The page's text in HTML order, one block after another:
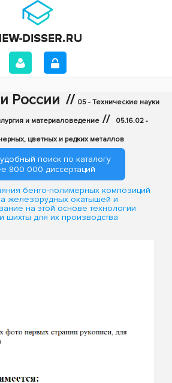
России // 05 - Технические науки
и материаловедение // 05.16.02 -
цветных и редких металлов
поиск по каталогу
800 000 диссертаций
бенто-полимерных композиций
железорудных окатышей и
на этой основе технологии
шихты для их производства